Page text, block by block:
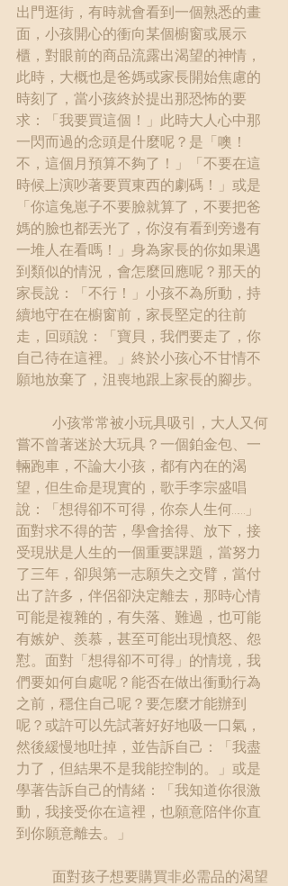
出門逛街，有時就會看到一個熟悉的畫
面，小孩開心的衝向某個櫥窗或展示
櫃，對眼前的商品流露出渴望的神情，
此時，大概也是爸媽或家長開始焦慮的
時刻了，當小孩終於提出那恐怖的要
求：「我要買這個！」此時大人心中那
一閃而過的念頭是什麼呢？是「噢！
不，這個月預算不夠了！」「不要在這
時候上演吵著要買東西的劇碼！」或是
「你這兔崽子不要臉就算了，不要把爸
媽的臉也都丟光了，你沒有看到旁邊有
一堆人在看嗎！」身為家長的你如果遇
到類似的情況，會怎麼回應呢？那天的
家長說：「不行！」小孩不為所動，持
續地守在在櫥窗前，家長堅定的往前
走，回頭說：「寶貝，我們要走了，你
自己待在這裡。」終於小孩心不甘情不
願地放棄了，沮喪地跟上家長的腳步。
嘗不曾著迷於大玩具？一個鉑金包、一
輛跑車，不論大小孩，都有內在的渴
望，但生命是現實的，歌手李宗盛唱
說：「想得卻不可得，你奈人生何……」
面對求不得的苦，學會捨得、放下，接
受現狀是人生的一個重要課題，當努力
了三年，卻與第一志願失之交臂，當付
出了許多，伴侶卻決定離去，那時心情
可能是複雜的，有失落、難過，也可能
有嫉妒、羨慕，甚至可能出現憤怒、怨
懟。面對「想得卻不可得」的情境，我
們要如何自處呢？能否在做出衝動行為
之前，穩住自己呢？要怎麼才能辦到
呢？或許可以先試著好好地吸一口氣，
然後緩慢地吐掉，並告訴自己：「我盡
力了，但結果不是我能控制的。」或是
學著告訴自己的情緒：「我知道你很激
動，我接受你在這裡，也願意陪伴你直
到你願意離去。」